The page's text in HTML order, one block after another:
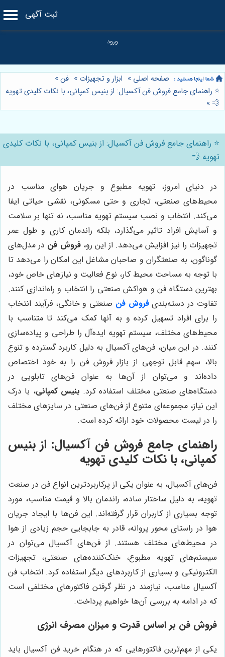
ثبت آگهی
صفحه اصلی » ابزار و تجهیزات » فن»
⭐️ راهنمای جامع فروش فن آکسیال: از بنیس کمپانی، با نکات کلیدی تهویه
💨
»
⭐️ راهنمای جامع فروش فن آکسیال: از بنیس کمپانی، با نکات کلیدی
تهویه 💨
در دنیای امروز، تهویه مطبوع و جریان هوای مناسب در
محیط‌های صنعتی، تجاری و حتی مسکونی، نقشی حیاتی ایفا
می‌کند. انتخاب و نصب سیستم تهویه مناسب، نه تنها بر سلامت
و آسایش افراد تاثیر می‌گذارد، بلکه راندمان کاری و طول عمر
تجهیزات را نیز افزایش می‌دهد. از این رو،فروش فن در مدل‌های
گوناگون، به صنعتگران و صاحبان مشاغل این امکان را می‌دهد تا
با توجه به مساحت محیط کار، نوع فعالیت و نیازهای خاص خود،
بهترین دستگاه فن و هواکش صنعتی را انتخاب و راه‌اندازی کنند.
تفاوت در دسته‌بندیفروش فن صنعتی و خانگی، فرآیند انتخاب
را برای افراد تسهیل کرده و به آنها کمک می‌کند تا متناسب با
محیط‌های مختلف، سیستم تهویه ایده‌آل را طراحی و پیاده‌سازی
کنند. در این میان، فن‌های آکسیال به دلیل کاربرد گسترده و تنوع
بالا، سهم قابل توجهی از بازار فروش فن را به خود اختصاص
داده‌اند و می‌توان از آن‌ها به عنوان فن‌های تابلویی در
دستگاه‌های صنعتی مختلف استفاده کرد. بنیس کمپانی، با درک
این نیاز، مجموعه‌ای متنوع از فن‌های صنعتی در سایزهای مختلف
را در لیست محصولات خود ارائه کرده است.
راهنمای جامع فروش فن آکسیال: از بنیس
کمپانی، با نکات کلیدی تهویه
فن‌های آکسیال، به عنوان یکی از پرکاربردترین انواع فن در صنعت
تهویه، به دلیل ساختار ساده، راندمان بالا و قیمت مناسب، مورد
توجه بسیاری از کاربران قرار گرفته‌اند. این فن‌ها با ایجاد جریان
هوا در راستای محور پروانه، قادر به جابجایی حجم زیادی از هوا
در محیط‌های مختلف هستند. از فن‌های آکسیال می‌توان در
سیستم‌های تهویه مطبوع، خنک‌کننده‌های صنعتی، تجهیزات
الکترونیکی و بسیاری از کاربردهای دیگر استفاده کرد. انتخاب فن
آکسیال مناسب، نیازمند در نظر گرفتن فاکتورهای مختلفی است
که در ادامه به بررسی آن‌ها خواهیم پرداخت.
فروش فن بر اساس قدرت و میزان مصرف انرژی
یکی از مهم‌ترین فاکتورهایی که در هنگام خرید فن آکسیال باید